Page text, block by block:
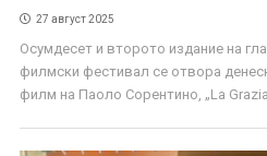
27 август 2025
Осумдесет и второто издание на
филмски фестивал се отвора
филм на Паоло Сорентино, „La